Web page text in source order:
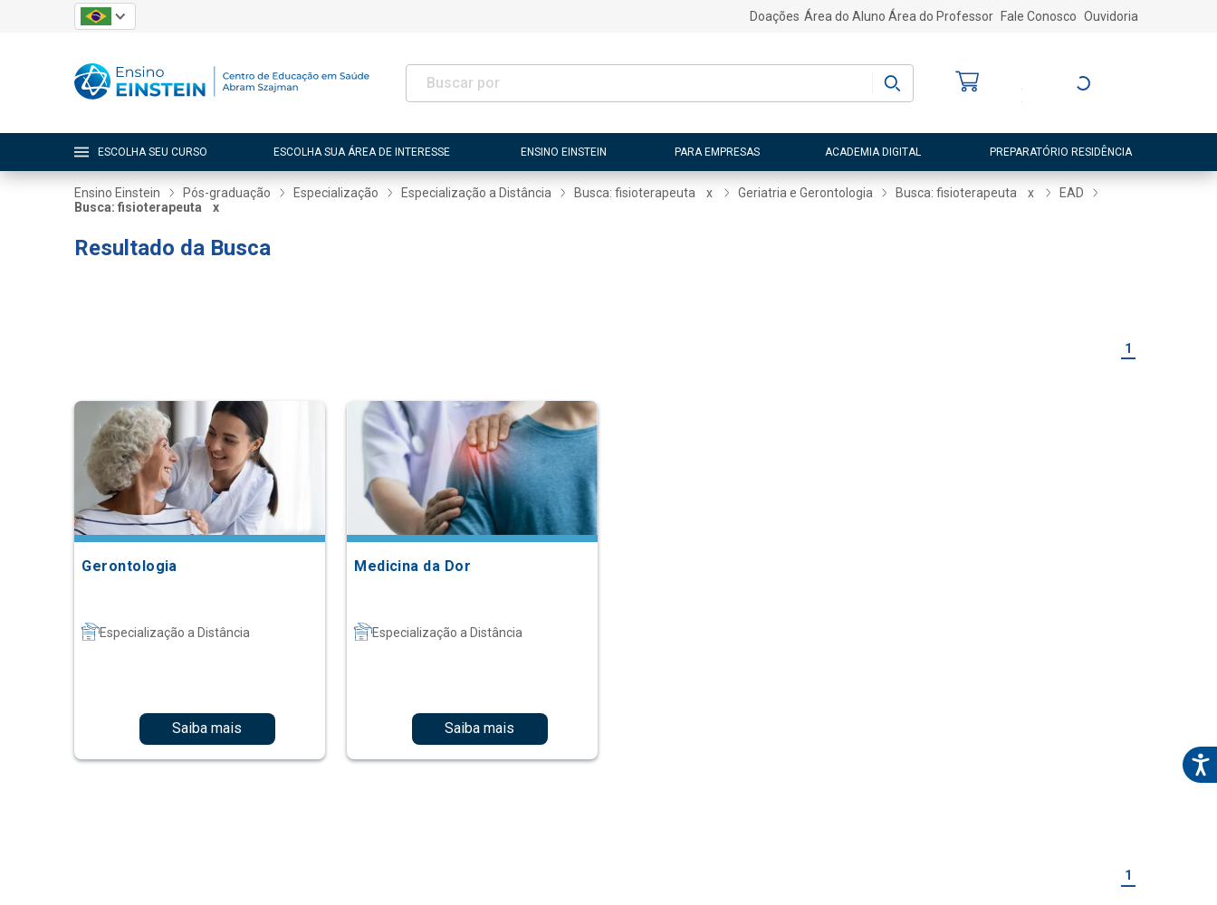
Doações Área do Aluno Área do Professor Fale Conosco Ouvidoria
Entre ou Cadastre-
ESCOLHA SEU CURSO ESCOLHA SUA ÁREA DE INTERESSE ENSINO EINSTEIN PARA EMPRESAS ACADEMIA DIGITAL PREPARATÓRIO RESIDÊNCIA
Ensino Einstein Pós-graduação Especialização Especialização a Distância Busca: fisioterapeuta x Geriatria e Gerontologia Busca: fisioterapeuta x
EAD
Busca: fisioterapeuta
x
Resultado da Busca
1
Gerontologia
Especialização a Distância
Saiba mais
Medicina da Dor
Especialização a Distância
Saiba mais
1